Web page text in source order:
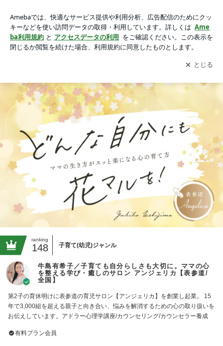
切に。ママの心を整える学び・癒しのサロン アンジェリカ
【表参道/全国】
アプリをダウンロードして ブログの更新通知
を受け取りまし
ょう。
開く
ranking
148 子育て(幼児)ジャンル
牛島有希子／子育ても自分らしさも大切に。ママの心
を整える学び・癒しのサロン アンジェリカ【表参道/
全国】
第2子の育休明けに表参道の育児サロン【アンジェリカ】を創業し起業。 15
年で3,000組を超える親子と向き合い、悩みを解消するための心の取り扱いを
お伝えしています。アドラー心理学講座/カウンセリング/カウンセラー養成
有料プラン会員